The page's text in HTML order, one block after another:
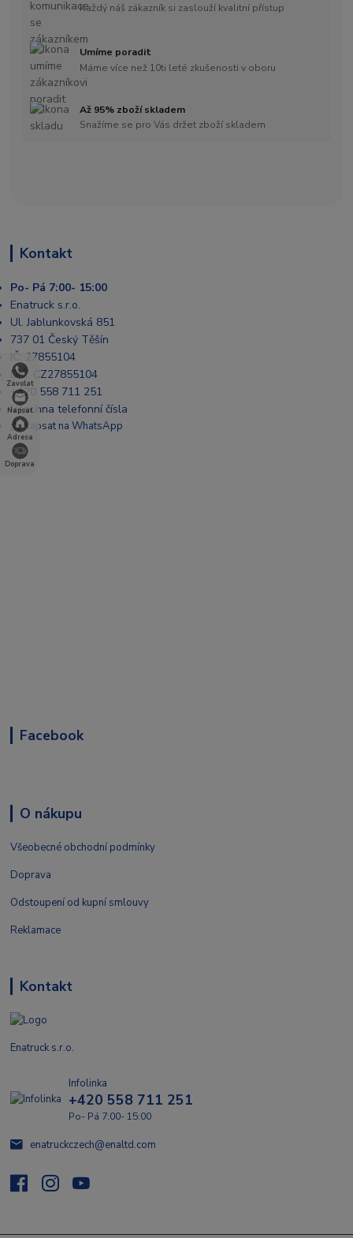
Zavolat
Napsat
Adresa
Doprava
Každý náš zákazník si zaslouží kvalitní přístup
Umíme poradit
Máme více než 10ti leté zkušenosti v oboru
Až 95% zboží skladem
Snažíme se pro Vás držet zboží skladem
Kontakt
Po- Pá 7:00- 15:00
Enatruck s.r.o.
Ul. Jablunkovská 851
737 01 Český Těšín
IČ: 27855104
DIČ: CZ27855104
+420 558 711 251
Všechna telefonní čísla
📩 Napsat na WhatsApp
Facebook
O nákupu
Všeobecné obchodní podmínky
Doprava
Odstoupení od kupní smlouvy
Reklamace
Kontakt
Enatruck s.r.o.
Infolinka
+420 558 711 251
Po- Pá 7:00- 15:00
enatruckczech@enaltd.com